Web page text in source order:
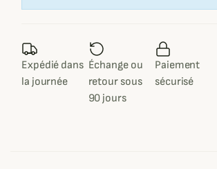
Expédié dans
la journée
Échange ou
retour sous
90 jours
Paiement
sécurisé